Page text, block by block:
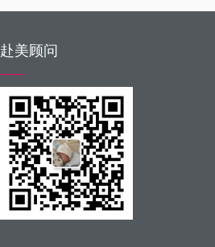
赴美顾问